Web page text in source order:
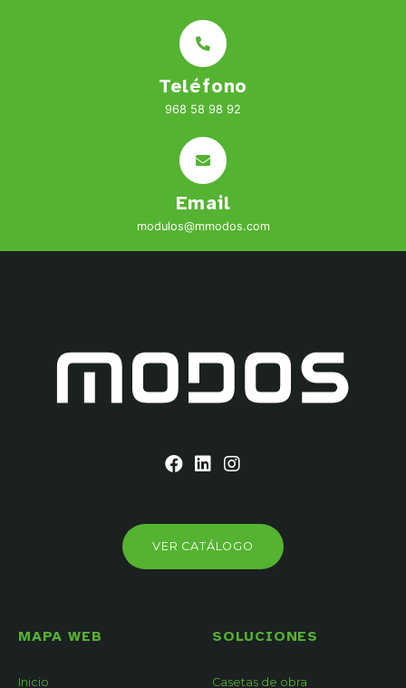
Teléfono
968 58 98 92
Email
modulos@mmodos.com
VER CATÁLOGO
MAPA WEB
Inicio
SOLUCIONES
Casetas de obra